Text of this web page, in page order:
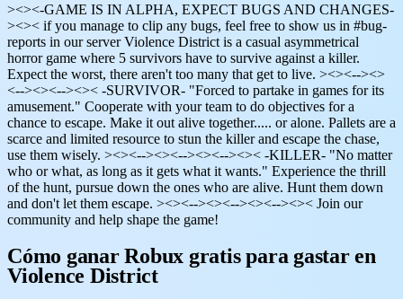
><><-GAME IS IN ALPHA, EXPECT BUGS AND CHANGES-
><>< if you manage to clip any bugs, feel free to show us in #bug-
reports in our server Violence District is a casual asymmetrical
horror game where 5 survivors have to survive against a killer.
Expect the worst, there aren't too many that get to live. ><><--><>
<--><><--><>< -SURVIVOR- "Forced to partake in games for its
amusement." Cooperate with your team to do objectives for a
chance to escape. Make it out alive together..... or alone. Pallets are a
scarce and limited resource to stun the killer and escape the chase,
use them wisely. ><><--><><--><><--><>< -KILLER- "No matter
who or what, as long as it gets what it wants." Experience the thrill
of the hunt, pursue down the ones who are alive. Hunt them down
and don't let them escape. ><><--><><--><><--><>< Join our
community and help shape the game!
Cómo ganar Robux gratis para gastar en
Violence District